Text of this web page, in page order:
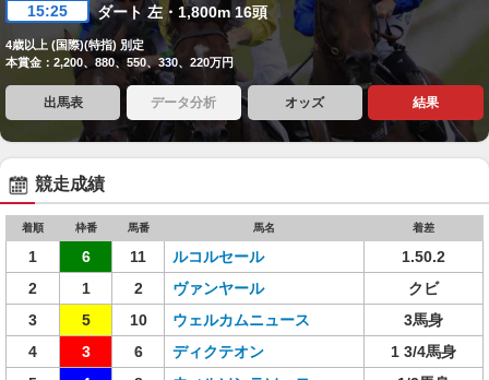
15:25 ダート 左・1,800m 16頭
4歳以上 (国際)(特指) 別定
本賞金：2,200、880、550、330、220万円
出馬表 データ分析 オッズ 結果
競走成績
着順 枠番 馬番 馬名 着差
1 6 11 ルコルセール
1.50.2
2
1 2 ヴァンヤール
クビ
3
5 10 ウェルカムニュース
3馬身
4
3 6 ディクテオン
1 3/4馬身